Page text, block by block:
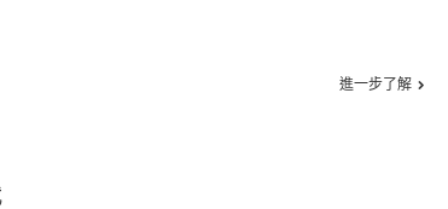
進一步了解